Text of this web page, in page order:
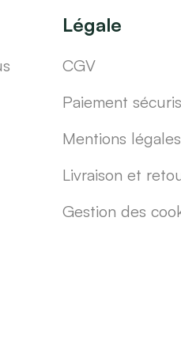
Légale
CGV
Paiement
Mentions légales
Livraison et
Gestion des